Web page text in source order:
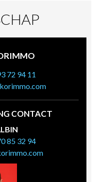
72 94 11
CONTACT
85 32 94